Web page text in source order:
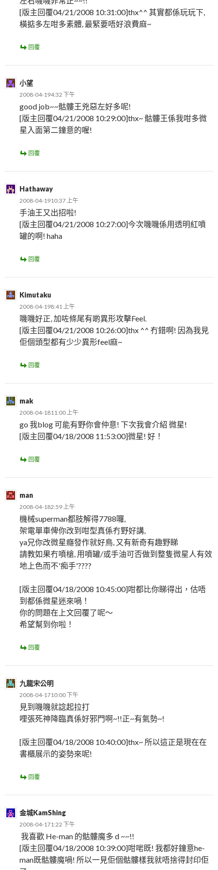
[版主回覆04/21/2008 10:31:00]thx^^ 其實都係玩玩下,
橫掂多左咁多素體, 最緊要唔好浪費麻~
回覆
小望
2008-04-194:32 下午
good job~~骷髏王兇惡左好多呢!
[版主回覆04/21/2008 10:29:00]thx~ 骷髏王係我咁多微
星入面第二鐘意的喔!
回覆
Hathaway
2008-04-1910:37 上午
手油王又出招啦!
[版主回覆04/21/2008 10:27:00]今次嘰嘰係用透明紅噴
罐的啊! haha
回覆
Kimutaku
2008-04-198:41 上午
嘰嘰好正, 加咗條尾有啲異形攻擊Feel.
[版主回覆04/21/2008 10:26:00]thx ^^ 冇錯啊! 因為我見
佢個頭型都有少少異形feel麻~
回覆
mak
2008-04-1811:00 上午
go 我blog 可能有野你會仲意! 下次我會介紹 微星!
[版主回覆04/18/2008 11:53:00]微星! 好！
回覆
man
2008-04-182:59 上午
機械superman都肢解得7788囉,
架電單車俾你改到咁型真係冇野好講,
ya兄你改微星癮發作就好鳥, 又有新奇有趣野睇
請教如果冇噴槍, 用噴罐/或手油可否做到整隻微星人有效
地上色而不'痴手'????
[版主回覆04/18/2008 10:45:00]咁都比你睇得出，估唔
到都係微星迷來喎！
你的問題在上文回覆了呢～
希望幫到你啦！
回覆
九龍宋公明
2008-04-1710:00 下午
見到嘰嘰就諗起拉打
哩張死神降臨真係好邪門啊~!!正~有氣勢~!
[版主回覆04/18/2008 10:40:00]thx~ 所以這正是現在在
書櫃展示的姿勢來呢!
回覆
金城KamShing
2008-04-171:22 下午
我喜歡 He-man 的骷髏魔多 d ~~!!
[版主回覆04/18/2008 10:39:00]咁啱既! 我都好鐘意he-
man既骷髏魔喎! 所以一見佢個骷髏樣我就唔捨得封印佢